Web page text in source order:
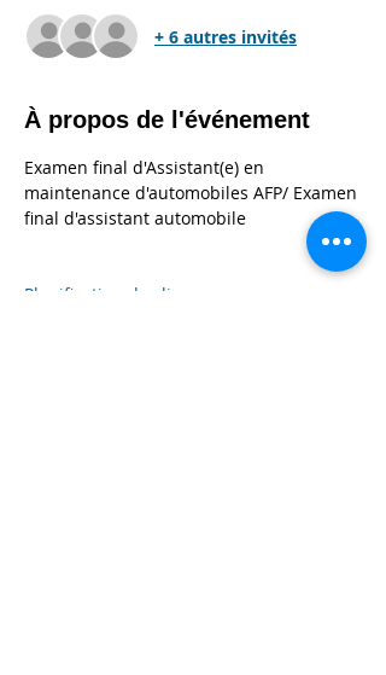
+ 6 autres invités
À propos de l'événement
Examen final d'Assistant(e) en
maintenance d'automobiles AFP/ Examen
final d'assistant automobile
Planification des liens